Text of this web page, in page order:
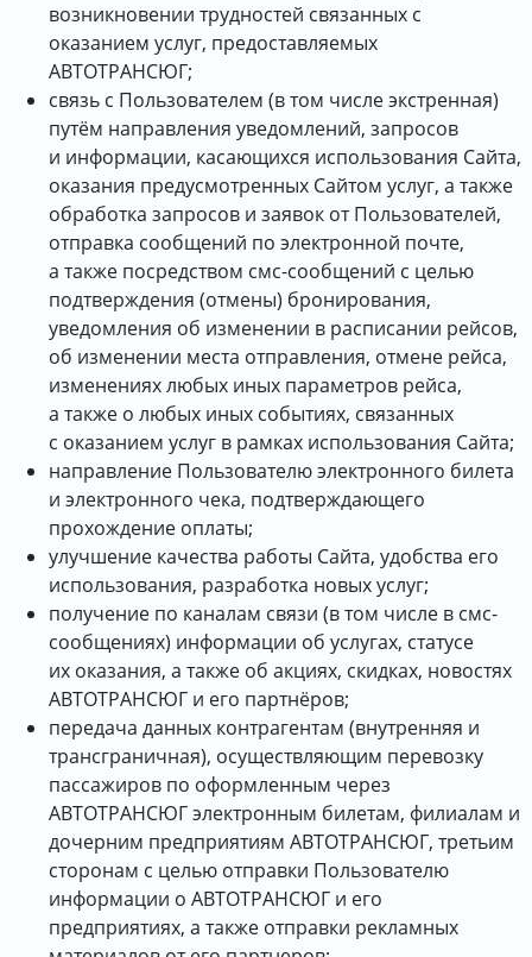
возникновении трудностей связанных с
оказанием услуг, предоставляемых
АВТОТРАНСЮГ;
связь с Пользователем (в том числе экстренная)
путём направления уведомлений, запросов
и информации, касающихся использования Сайта,
оказания предусмотренных Сайтом услуг, а также
обработка запросов и заявок от Пользователей,
отправка сообщений по электронной почте,
а также посредством смс-сообщений с целью
подтверждения (отмены) бронирования,
уведомления об изменении в расписании рейсов,
об изменении места отправления, отмене рейса,
изменениях любых иных параметров рейса,
а также о любых иных событиях, связанных
с оказанием услуг в рамках использования Сайта;
направление Пользователю электронного билета
и электронного чека, подтверждающего
прохождение оплаты;
улучшение качества работы Сайта, удобства его
использования, разработка новых услуг;
получение по каналам связи (в том числе в смс-
сообщениях) информации об услугах, статусе
их оказания, а также об акциях, скидках, новостях
АВТОТРАНСЮГ и его партнёров;
передача данных контрагентам (внутренняя и
трансграничная), осуществляющим перевозку
пассажиров по оформленным через
АВТОТРАНСЮГ электронным билетам, филиалам и
дочерним предприятиям АВТОТРАНСЮГ, третьим
сторонам с целью отправки Пользователю
информации о АВТОТРАНСЮГ и его
предприятиях, а также отправки рекламных